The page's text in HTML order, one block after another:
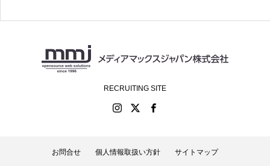
RECRUITING SITE
お問合せ 個人情報取扱い方針 サイトマップ